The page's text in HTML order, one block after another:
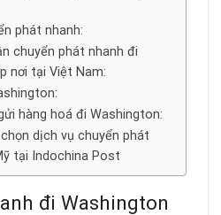
phát nhanh:
chuyển phát nhanh đi
nơi tại Việt Nam:
hàng hoá đi Washington:
dịch vụ chuyển phát
tại Indochina Post
đi Washington